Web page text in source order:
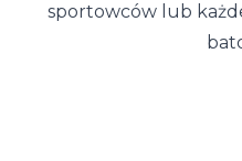
sportowców lub